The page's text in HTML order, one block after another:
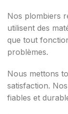
Nos plombiers
utilisent des
que tout
problèmes.
Nous mettons
satisfaction.
fiables et